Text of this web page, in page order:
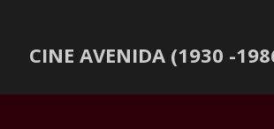
CINE AVENIDA (1930 -